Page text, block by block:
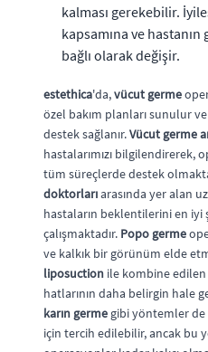
kalması gerekebilir.
kapsamına ve
bağlı olarak değişir.
estethica'da,vücut germe
özel bakım planları sunulur
destek sağlanır.Vücut germe
hastalarımızı bilgilendirerek,
tüm süreçlerde destek
doktorlarıarasında yer alan
hastaların beklentilerini en iyi
çalışmaktadır. Popo germe
ve kalkık bir görünüm elde
liposuction ile kombine
hatlarının daha belirgin hale
karın germe gibi yöntemler de
için tercih edilebilir, ancak bu